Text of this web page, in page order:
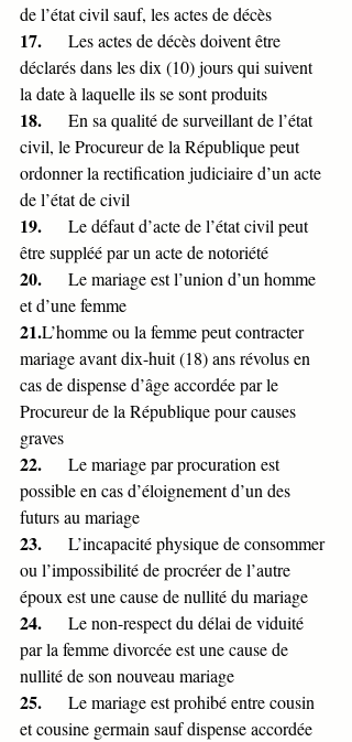
de l’état civil sauf, les actes de décès
17. Les actes de décès doivent être
déclarés dans les dix (10) jours qui suivent
la date à laquelle ils se sont produits
18. En sa qualité de surveillant de l’état
civil, le Procureur de la République peut
ordonner la rectification judiciaire d’un acte
de l’état de civil
19. Le défaut d’acte de l’état civil peut
être suppléé par un acte de notoriété
20. Le mariage est l’union d’un homme
et d’une femme
21.L’homme ou la femme peut contracter
mariage avant dix-huit (18) ans révolus en
cas de dispense d’âge accordée par le
Procureur de la République pour causes
graves
22. Le mariage par procuration est
possible en cas d’éloignement d’un des
futurs au mariage
23. L’incapacité physique de consommer
ou l’impossibilité de procréer de l’autre
époux est une cause de nullité du mariage
24. Le non-respect du délai de viduité
par la femme divorcée est une cause de
nullité de son nouveau mariage
25. Le mariage est prohibé entre cousin
et cousine germain sauf dispense accordée